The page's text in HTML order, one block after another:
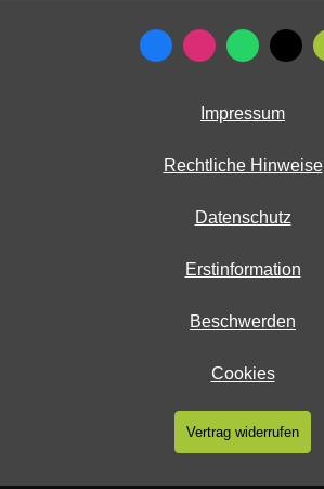
Impressum
Rechtliche Hinweise
Datenschutz
Erstinformation
Beschwerden
Cookies
Vertrag widerrufen